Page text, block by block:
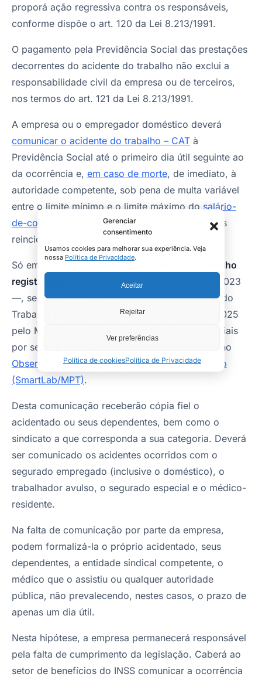
Gerenciar
consentimento
Usamos cookies para melhorar sua experiência. Veja
nossa Política de Privacidade.
Aceitar
Rejeitar
Ver preferências
Política de cookiesPolítica de Privacidade
proporá ação regressiva contra os responsáveis,
conforme dispõe o art. 120 da Lei 8.213/1991.
O pagamento pela Previdência Social das prestações
decorrentes do acidente do trabalho não exclui a
responsabilidade civil da empresa ou de terceiros,
nos termos do art. 121 da Lei 8.213/1991.
A empresa ou o empregador doméstico deverá
comunicar o acidente do trabalho – CAT à
Previdência Social até o primeiro dia útil seguinte ao
da ocorrência e, em caso de morte, de imediato, à
autoridade competente, sob pena de multa variável
entre o limite mínimo e o limite máximo do salário-
de-contribuição
, sucessivamente aumentada nas
reincidências.
Só em 2024 foram834.048 acidentes de trabalho
registrados
no Brasil — 10,6% a mais que em 2023
—, segundo o Anuário Estatístico de Acidentes do
Trabalho (AEAT), divulgado em dezembro de 2025
pelo Ministério da Previdência. Os números oficiais
por setor e por estado podem ser consultados no
Observatório de Segurança e Saúde no Trabalho
(SmartLab/MPT).
Desta comunicação receberão cópia fiel o
acidentado ou seus dependentes, bem como o
sindicato a que corresponda a sua categoria. Deverá
ser comunicado os acidentes ocorridos com o
segurado empregado (inclusive o doméstico), o
trabalhador avulso, o segurado especial e o médico-
residente.
Na falta de comunicação por parte da empresa,
podem formalizá-la o próprio acidentado, seus
dependentes, a entidade sindical competente, o
médico que o assistiu ou qualquer autoridade
pública, não prevalecendo, nestes casos, o prazo de
apenas um dia útil.
Nesta hipótese, a empresa permanecerá responsável
pela falta de cumprimento da legislação. Caberá ao
setor de benefícios do INSS comunicar a ocorrência